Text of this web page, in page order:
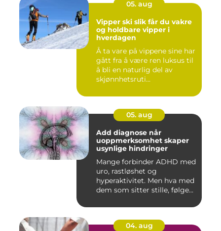
05. aug
Vipper ski slik får du vakre
og holdbare vipper i
hverdagen
Å ta vare på vippene sine har
gått fra å være ren luksus til
å bli en naturlig del av
skjønnhetsruti...
05. aug
Add diagnose når
uoppmerksomhet skaper
usynlige hindringer
Mange forbinder ADHD med
uro, rastløshet og
hyperaktivitet. Men hva med
dem som sitter stille, følge...
04. aug